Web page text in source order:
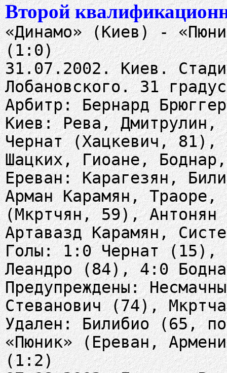
Второй
«Динамо» (Киев) -
(1:0)
31.07.2002. Киев.
Лобановского. 31
Арбитр: Бернард
Киев: Рева,
Чернат (Хацкевич,
Шацких, Гиоане,
Ереван: Карагезян,
Арман Карамян, Траоре,
(Мкртчян, 59),
Артавазд Карамян,
Голы: 1:0 Чернат
Леандро (84), 4:0
Предупреждены:
Стеванович (74),
Удален: Билибио (65,
«Пюник» (Ереван,
(1:2)